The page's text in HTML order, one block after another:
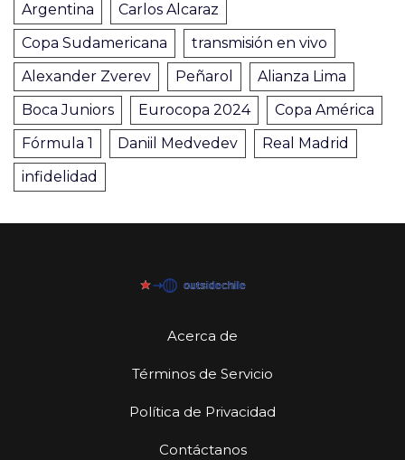
Argentina
Carlos Alcaraz
Copa Sudamericana
transmisión en vivo
Alexander Zverev
Peñarol
Alianza Lima
Boca Juniors
Eurocopa 2024
Copa América
Fórmula 1
Daniil Medvedev
Real Madrid
infidelidad
Acerca de
Términos de Servicio
Política de Privacidad
Contáctanos